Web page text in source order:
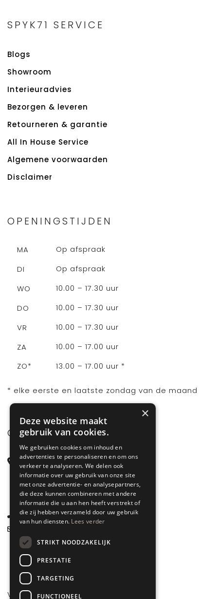
SPYK71 SERVICE
Blogs
Showroom
Interieuradvies
Bezorgen & leveren
Retourneren & garantie
All In House Service
Algemene voorwaarden
Disclaimer
OPENINGSTIJDEN
MA
Op afspraak
DI
Op afspraak
WO
10.00 – 17.30 uur
DO
10.00 – 17.30 uur
VR
10.00 – 17.30 uur
ZA
10.00 – 17.00 uur
ZO*
13.00 – 17.00 uur *
* elke eerste en laatste zondag van de maand
CONTACT
Steenstraat 71
6828 CD Arnhem
Gelderland
085 877 0704
VOLG ONS
×
Deze website maakt
gebruik van cookies.
We gebruiken cookies om inhoud en
advertenties te personaliseren en om ons
verkeer te analyseren. We delen ook
informatie over uw gebruik van onze site
met onze advertentie- en analysepartners,
die deze kunnen combineren met andere
informatie die u aan hen heeft verstrekt of
die zij hebben verzameld door uw gebruik
van hun diensten. Lees verder
STRIKT NOODZAKELIJK
PRESTATIE
TARGETING
FUNCTIONEEL